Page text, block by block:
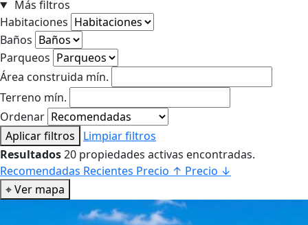
Más filtros
Habitaciones
Baños
Parqueos
Área construida mín.
Terreno mín.
Ordenar
Aplicar filtros
Limpiar filtros
Resultados20 propiedades activas encontradas.
Recomendadas Recientes Precio ↑ Precio ↓
⌖Ver mapa